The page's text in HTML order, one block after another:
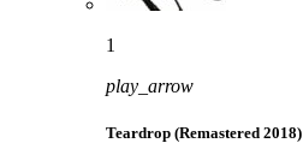
1
play_arrow
Teardrop (Remastered 2018)